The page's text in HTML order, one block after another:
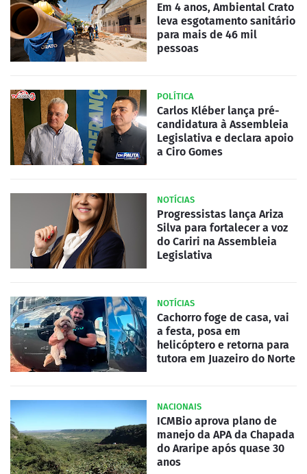
Em 4 anos, Ambiental Crato
leva esgotamento sanitário
para mais de 46 mil
pessoas
POLÍTICA
Carlos Kléber lança pré-
candidatura à Assembleia
Legislativa e declara apoio
a Ciro Gomes
NOTÍCIAS
Progressistas lança Ariza
Silva para fortalecer a voz
do Cariri na Assembleia
Legislativa
NOTÍCIAS
Cachorro foge de casa, vai
a festa, posa em
helicóptero e retorna para
tutora em Juazeiro do Norte
NACIONAIS
ICMBio aprova plano de
manejo da APA da Chapada
do Araripe após quase 30
anos